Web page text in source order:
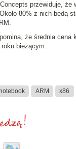
przewiduje,
80% z nich będą
że średnia cena
bieżącym.
ARM x86